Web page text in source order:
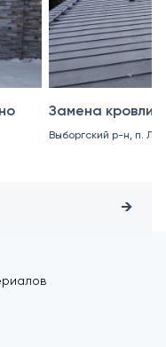
Замена кровли
Выборгский р-н, п.